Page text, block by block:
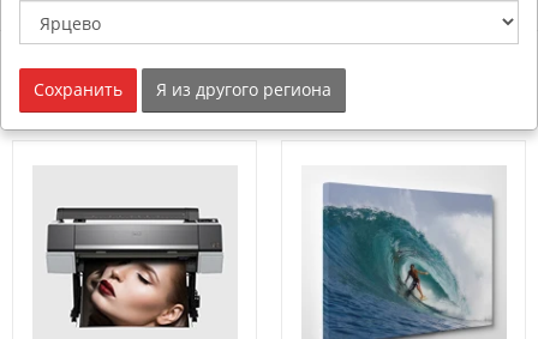
Интерьерная печать
Сохранить Я из другого региона